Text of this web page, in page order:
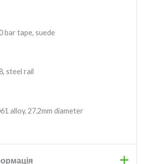
bar tape, suede
steel rail
alloy, 27.2mm diameter